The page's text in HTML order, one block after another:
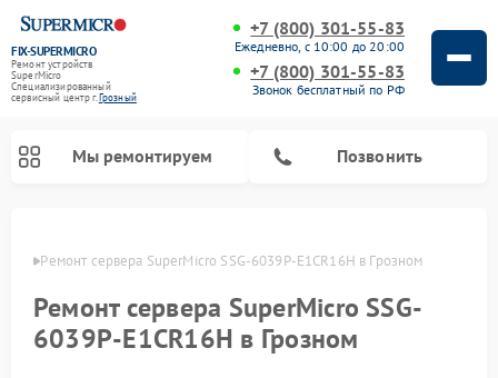
FIX-SUPERMICRO
Ремонт устройств
SuperMicro
Специализированный
cервисный центр г.Грозный
+7 (800) 301-55-83
Ежедневно, с 10:00 до 20:00
+7 (800) 301-55-83
Звонок бесплатный по РФ
Мы ремонтируем Позвонить
Ремонт сервера SuperMicro SSG-6039P-E1CR16H в Грозном
Ремонт сервера SuperMicro SSG-
6039P-E1CR16H в Грозном